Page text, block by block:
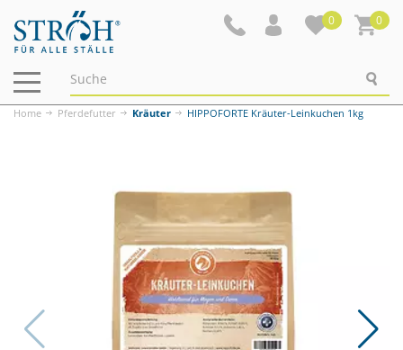
0 0
Navigation
ein-/ausblenden
Home Pferdefutter Kräuter HIPPOFORTE Kräuter-Leinkuchen 1kg